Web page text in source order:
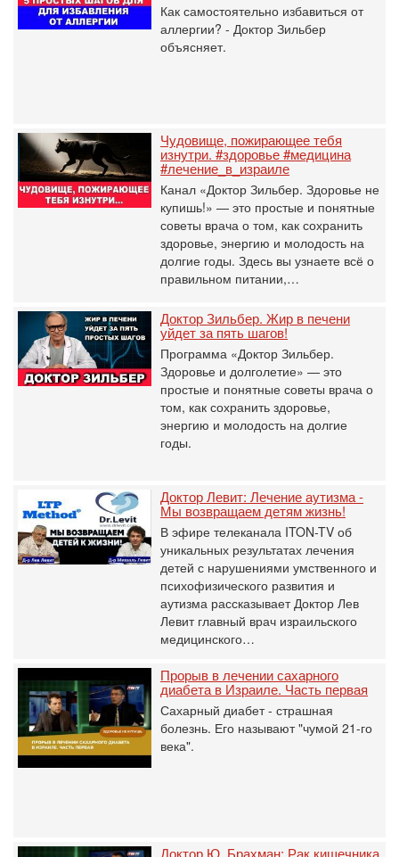
Как самостоятельно избавиться от
аллергии? - Доктор Зильбер
объясняет.
Чудовище, пожирающее тебя
изнутри. #здоровье #медицина
#лечение_в_израиле
Канал «Доктор Зильбер. Здоровье не
купишь!» — это простые и понятные
советы врача о том, как сохранить
здоровье, энергию и молодость на
долгие годы. Здесь вы узнаете всё о
правильном питании,…
Доктор Зильбер. Жир в печени
уйдет за пять шагов!
Программа «Доктор Зильбер.
Здоровье и долголетие» — это
простые и понятные советы врача о
том, как сохранить здоровье,
энергию и молодость на долгие
годы.
Доктор Левит: Лечение аутизма -
Мы возвращаем детям жизнь!
В эфире телеканала ITON-TV об
уникальных результатах лечения
детей с нарушениями умственного и
психофизического развития и
аутизма рассказывает Доктор Лев
Левит главный врач израильского
медицинского…
Прорыв в лечении сахарного
диабета в Израиле. Часть первая
Сахарный диабет - страшная
болезнь. Его называют "чумой 21-го
века".
Доктор Ю. Брахман: Рак кишечника